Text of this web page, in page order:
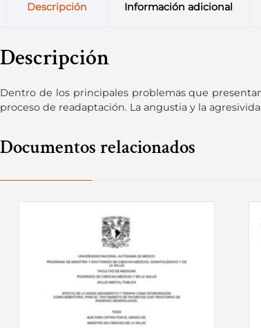
Descripción Información adicional
Descripción
Dentro de los principales problemas que
proceso de readaptación. La angustia y la
Documentos relacionados